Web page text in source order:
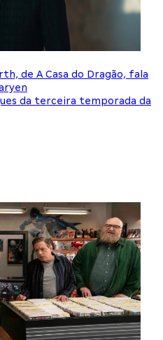
de A Casa do Dragão, fala
da terceira temporada da